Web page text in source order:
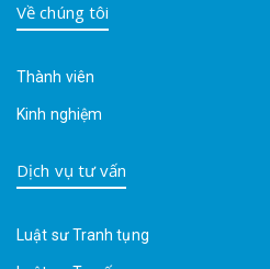
Về chúng tôi
Thành viên
Kinh nghiệm
Dịch vụ tư vấn
Luật sư Tranh tụng